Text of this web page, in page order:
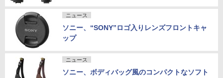
ニュース
ソニー、“SONY”ロゴ入りレンズフロントキャ
ップ
ニュース
ソニー、ボディバッグ風のコンパクトなソフト